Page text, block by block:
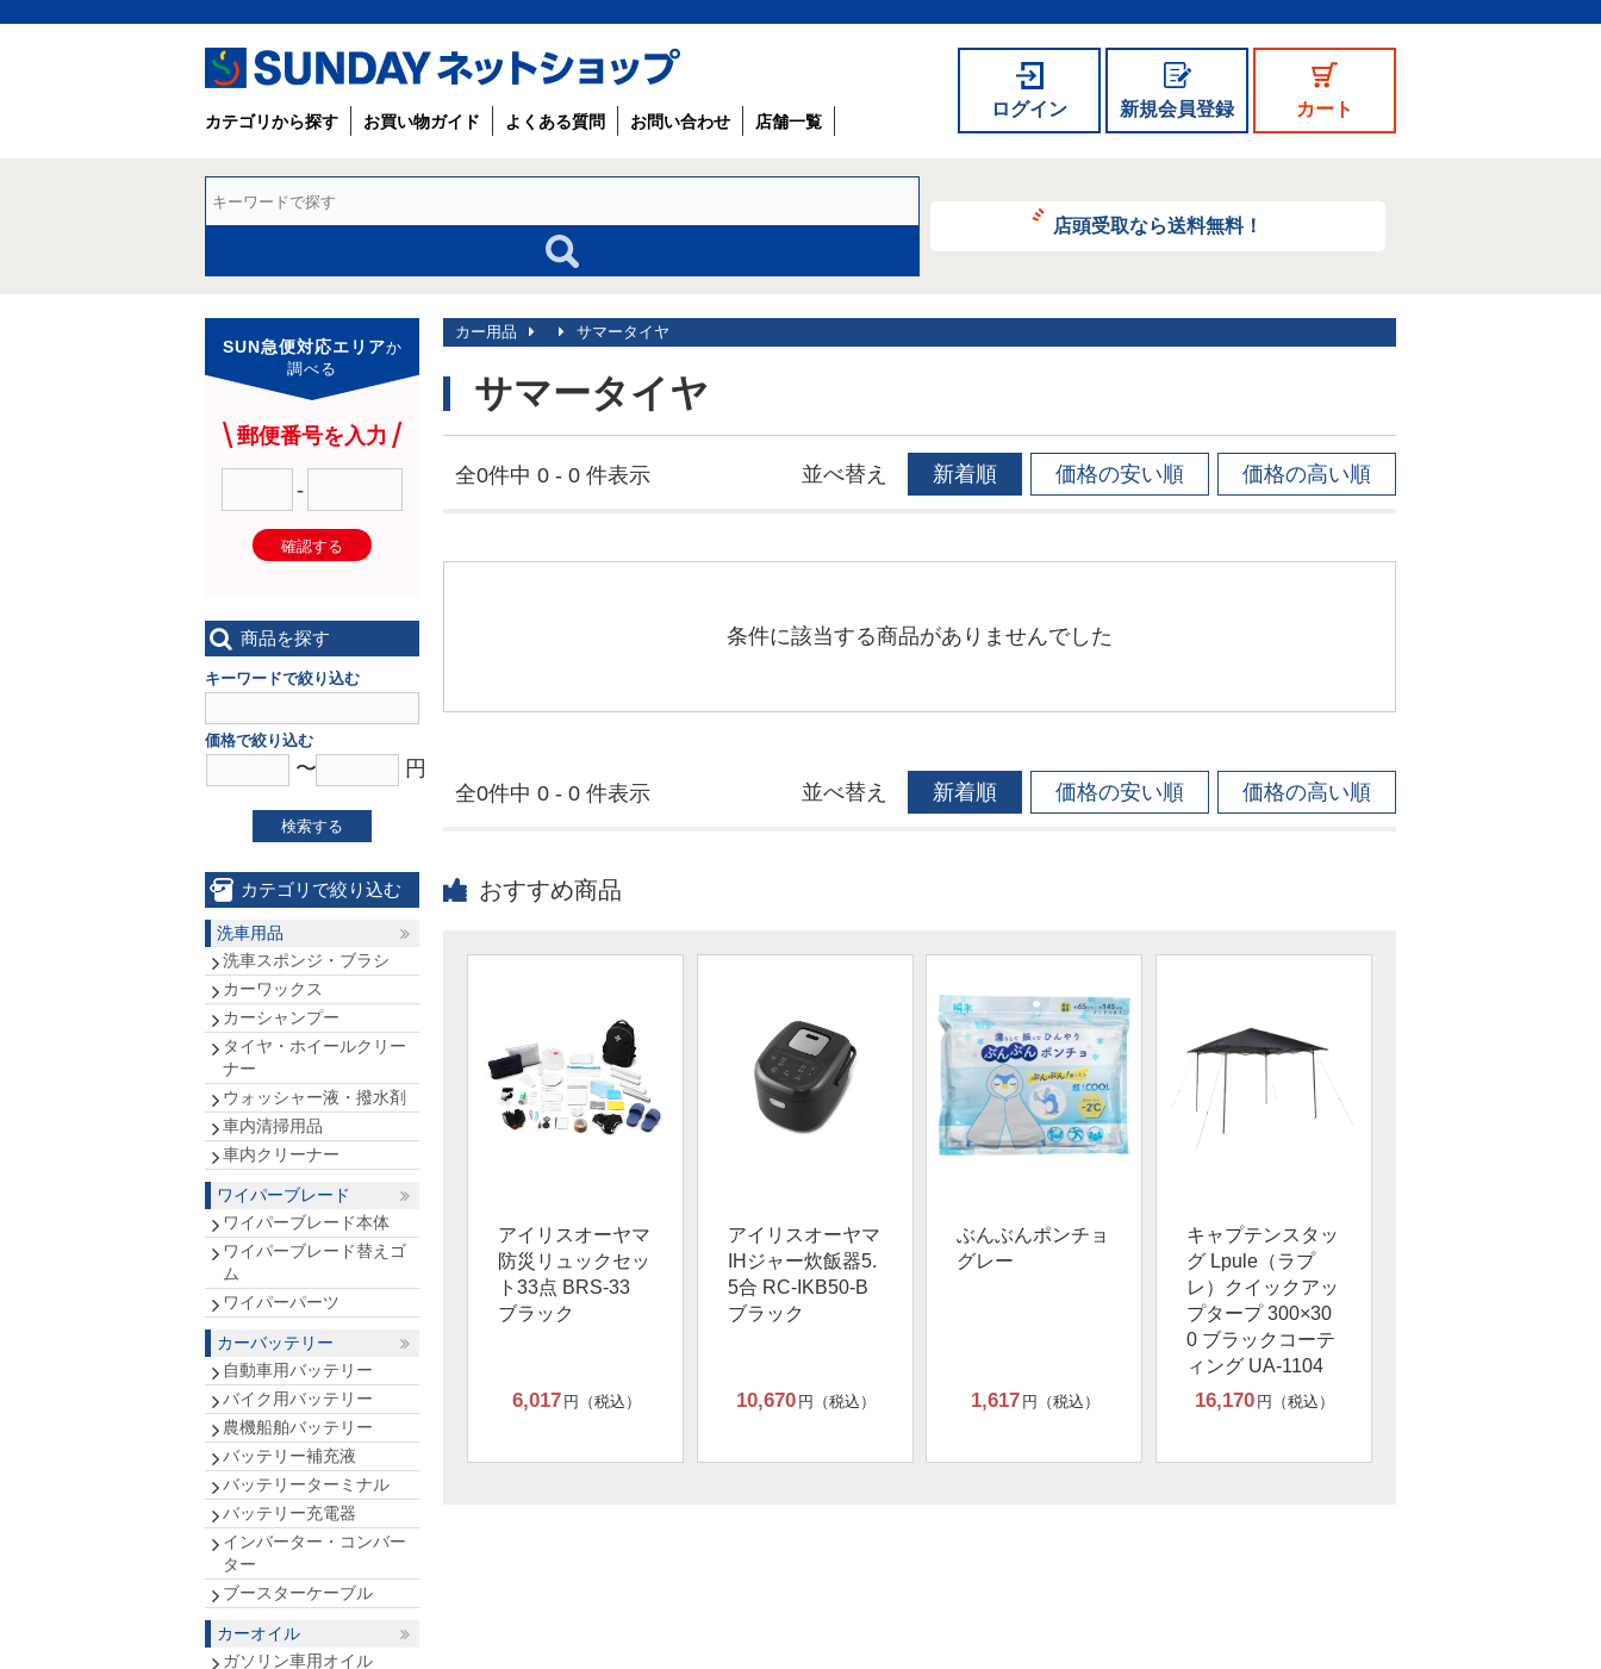
ログイン 新規会員登録 カート
カテゴリから探す お買い物ガイド よくある質問 お問い合わせ 店舗一覧
店頭受取なら送料無料！
カー用品 サマータイヤ
サマータイヤ
全0件中 0 - 0 件表示 並べ替え 新着順 価格の安い順 価格の高い順
条件に該当する商品がありませんでした
全0件中 0 - 0 件表示 並べ替え 新着順 価格の安い順 価格の高い順
SUN急便対応エリアか
調べる
郵便番号を入力
-
確認する
商品を探す
キーワードで絞り込む
価格で絞り込む
〜 円
検索する
カテゴリで絞り込む
洗車用品
洗車スポンジ・ブラシ
カーワックス
カーシャンプー
タイヤ・ホイールクリー
ナー
ウォッシャー液・撥水剤
車内清掃用品
車内クリーナー
ワイパーブレード
ワイパーブレード本体
ワイパーブレード替えゴ
ム
ワイパーパーツ
カーバッテリー
自動車用バッテリー
バイク用バッテリー
農機船舶バッテリー
バッテリー補充液
バッテリーターミナル
バッテリー充電器
インバーター・コンバー
ター
ブースターケーブル
カーオイル
ガソリン車用オイル
おすすめ商品
アイリスオーヤマ
防災リュックセッ
ト33点 BRS-33
ブラック
6,017 円（税込）
アイリスオーヤマ
IHジャー炊飯器5.
5合 RC-IKB50-B
ブラック
10,670 円（税込）
ぶんぶんポンチョ
グレー
1,617 円（税込）
キャプテンスタッ
グ Lpule（ラプ
レ）クイックアッ
プタープ 300×30
0 ブラックコーテ
ィング UA-1104
16,170 円（税込）